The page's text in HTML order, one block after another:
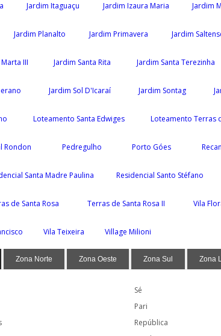
Jardim Itaguaçu Jardim Izaura Maria Jardim
Jardim Planalto Jardim Primavera Jardim
III Jardim Santa Rita Jardim Santa Terezinha
Jardim Sol D'Icaraí Jardim Sontag
Loteamento Santa Edwiges Loteamento Terras
Rondon Pedregulho Porto Góes
Santa Madre Paulina Residencial Santo Stéfano
de Santa Rosa Terras de Santa Rosa II Vila
Vila Teixeira Village Milioni
Zona Norte Zona Oeste Zona Sul Zona
Sé
Pari
República